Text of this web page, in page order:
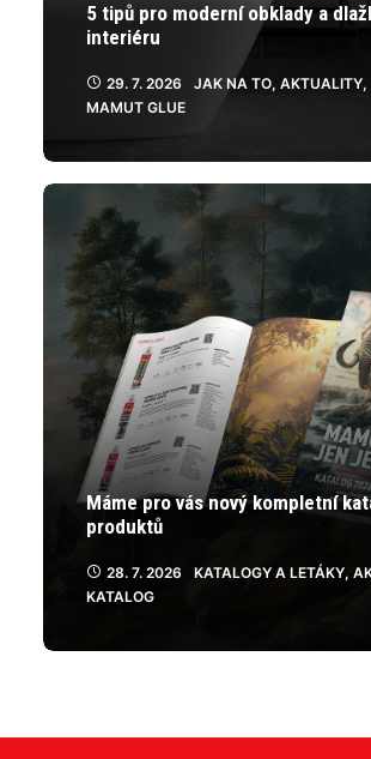
5 tipů pro moderní obklady a
interiéru
29. 7. 2026 JAK NA TO, AKTUALITY,
MAMUT GLUE
Máme pro vás nový kompletní
produktů
28. 7. 2026 KATALOGY A LETÁKY,
KATALOG